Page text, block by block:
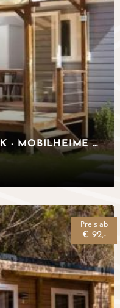
CAMPING VILANOVA PARK - MOBILHEIME AN DER COSTA DORADA - EUROCAMP
Preis ab
€ 92,-